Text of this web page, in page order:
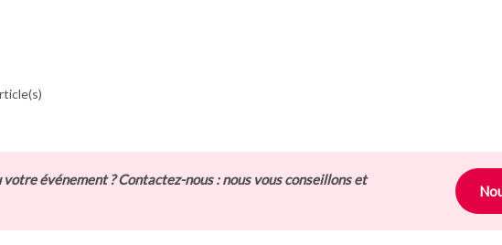
événement ? Contactez-nous : nous vous conseillons et